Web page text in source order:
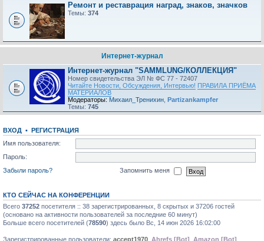
Ремонт и реставрация наград, знаков, значков
Темы: 374
Интернет-журнал
Интернет-журнал "SAMMLUNG/КОЛЛЕКЦИЯ"
Номер свидетельства ЭЛ № ФС 77 - 72407
Читайте Новости, Обсуждения, Интервью! ПРАВИЛА ПРИЁМА
МАТЕРИАЛОВ
Модераторы: Михаил_Тренихин Partizankampfer
Темы: 745
ВХОД • РЕГИСТРАЦИЯ
Имя пользователя:
Пароль:
Забыли пароль?
Запомнить меня
КТО СЕЙЧАС НА КОНФЕРЕНЦИИ
Всего 37252 посетителя :: 38 зарегистрированных, 8 скрытых и 37206 гостей
(основано на активности пользователей за последние 60 минут)
Больше всего посетителей (78590) здесь было Вс, 14 июн 2026 16:02:00
Зарегистрированные пользователи: accept1970 Ahrefs [Bot] Amazon [Bot]